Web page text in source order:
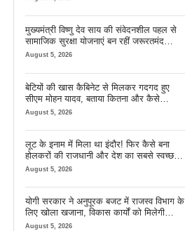
मुख्यमंत्री विष्णु देव साय की संवेदनशील पहल से
सामाजिक सुरक्षा योजनाएं बन रहीं जरूरतमंद
परिवारों का मजबूत सहारा
August 5, 2026
बेटियों की खास कैबिनेट से मिलकर गदगद हुए
सीएम मोहन यादव, बताया कितना और कैसे
इस्तेमाल करें AI
August 5, 2026
लूट के इनाम में मिला था इंदौर! फिर कैसे बना
होलकरों की राजधानी और देश का सबसे स्वच्छ
शहर? जानें पूरी कहानी
August 5, 2026
योगी सरकार ने अनुपूरक बजट में राजस्व विभाग के
लिए खोला खजाना, विकास कार्यों को मिलेगी
रफ्तार
August 5, 2026